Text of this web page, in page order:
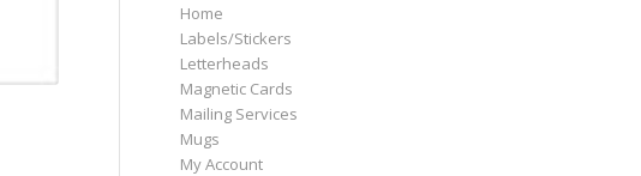
Home
Labels/Stickers
Letterheads
Magnetic Cards
Mailing Services
Mugs
My Account